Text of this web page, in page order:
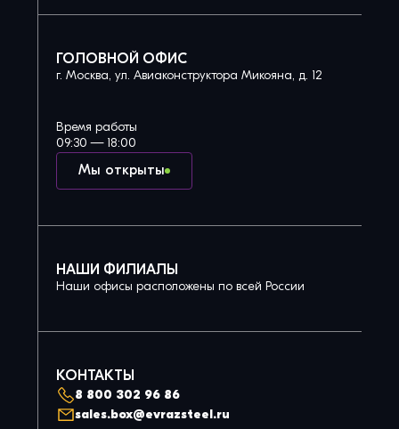
ГОЛОВНОЙ ОФИС
г. Москва, ул. Авиаконструктора Микояна, д. 12
Мы открыты
Время работы
09:30 — 18:00
НАШИ ФИЛИАЛЫ
Наши офисы расположены по всей России
КОНТАКТЫ
8 800 302 96 86
sales.box@evrazsteel.ru